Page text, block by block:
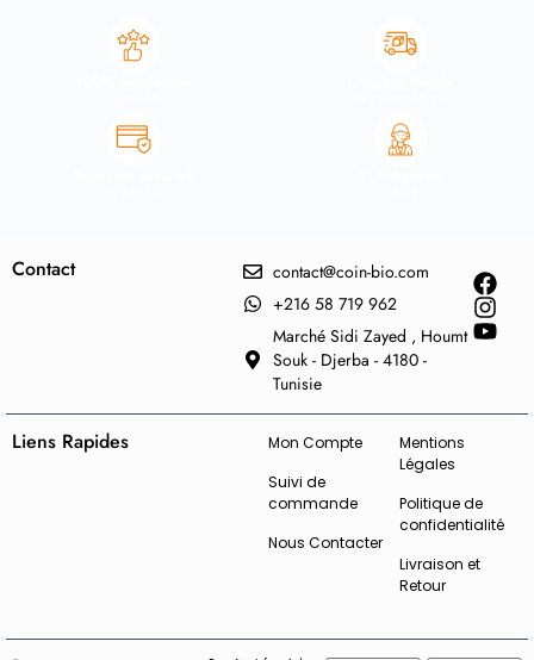
Contact
contact@coin-bio.com
+216 58 719 962
Marché Sidi Zayed , Houmt
Souk - Djerba - 4180 -
Tunisie
Liens Rapides
Mon Compte
Suivi de
commande
Nous Contacter
Mentions
Légales
Politique de
confidentialité
Livraison et
Retour